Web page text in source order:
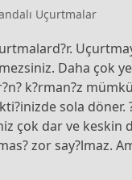
Uçurtmalar
Daha çok
k?rman?z
sola
çok dar ve keskin
zor say?lmaz.